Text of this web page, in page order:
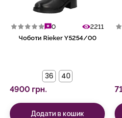
0
2211
Чоботи Rieker Y5254/00
36 40
4900 грн.
Додати в кошик